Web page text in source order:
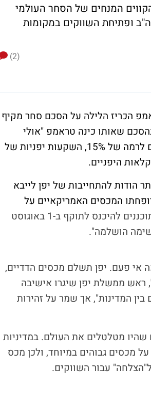
המנחים של הסחר העולמי
20%, השקעות עתק בארה"ב ופתיחת השווקים במקומות
(2)
הכריז הלילה על הסכם סחר מקיף
שאותו כינה טראמפ "אולי
ההסכם הגדול ביותר שנחתם אי פעם", וכולל הורדת מכסים הדדיים לרמה של 15%, השקעות יפניות של
הודות להתחייבות של יפן לייבא
המכסים האמריקאיים על
אי פעם. יפן תשלם מכסים הדדיים,
90% מהרווחים". במקביל, ראש ממשלת יפן שיגרו אישיבה
המדינות", אך שמר על זהירות
מטלטלים את העולם. במדיניות
מכסים גבוהים במיוחד, ולכן מכס